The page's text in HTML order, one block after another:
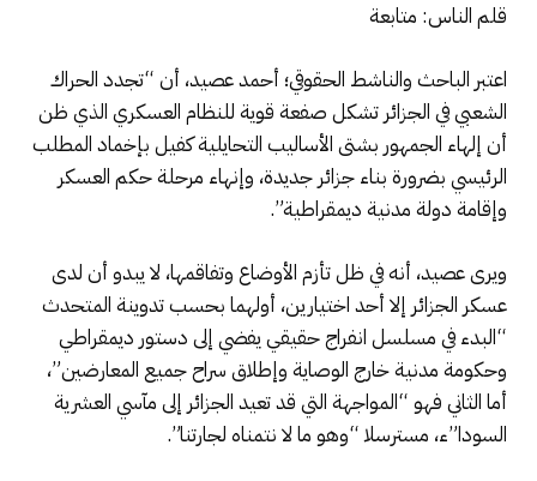
قلم الناس: متابعة
اعتبر الباحث والناشط الحقوقي؛ أحمد عصيد، أن “تجدد الحراك
الشعبي في الجزائر تشكل صفعة قوية للنظام العسكري الذي ظن
أن إلهاء الجمهور بشتى الأساليب التحايلية كفيل بإخماد المطلب
الرئيسي بضرورة بناء جزائر جديدة، وإنهاء مرحلة حكم العسكر
وإقامة دولة مدنية ديمقراطية”.
ويرى عصيد، أنه في ظل تأزم الأوضاع وتفاقمها، لا يبدو أن لدى
عسكر الجزائر إلا أحد اختيارين، أولهما بحسب تدوينة المتحدث
“البدء في مسلسل انفراج حقيقي يفضي إلى دستور ديمقراطي
وحكومة مدنية خارج الوصاية وإطلاق سراح جميع المعارضين”،
أما الثاني فهو “المواجهة التي قد تعيد الجزائر إلى مآسي العشرية
السودا”ء، مسترسلا “وهو ما لا نتمناه لجارتنا”.